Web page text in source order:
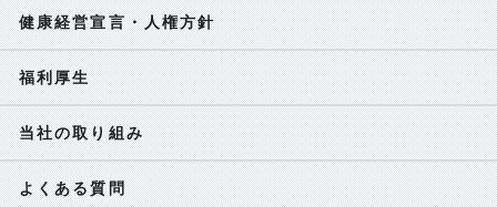
健康経営宣言・人権方針
福利厚生
当社の取り組み
よくある質問